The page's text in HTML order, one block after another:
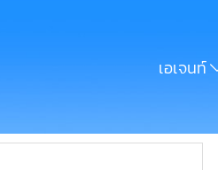
เอเจนท์